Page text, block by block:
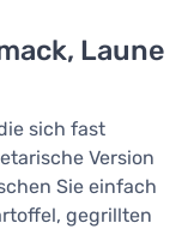
Laune
sich fast
Version
Sie einfach
gegrillten